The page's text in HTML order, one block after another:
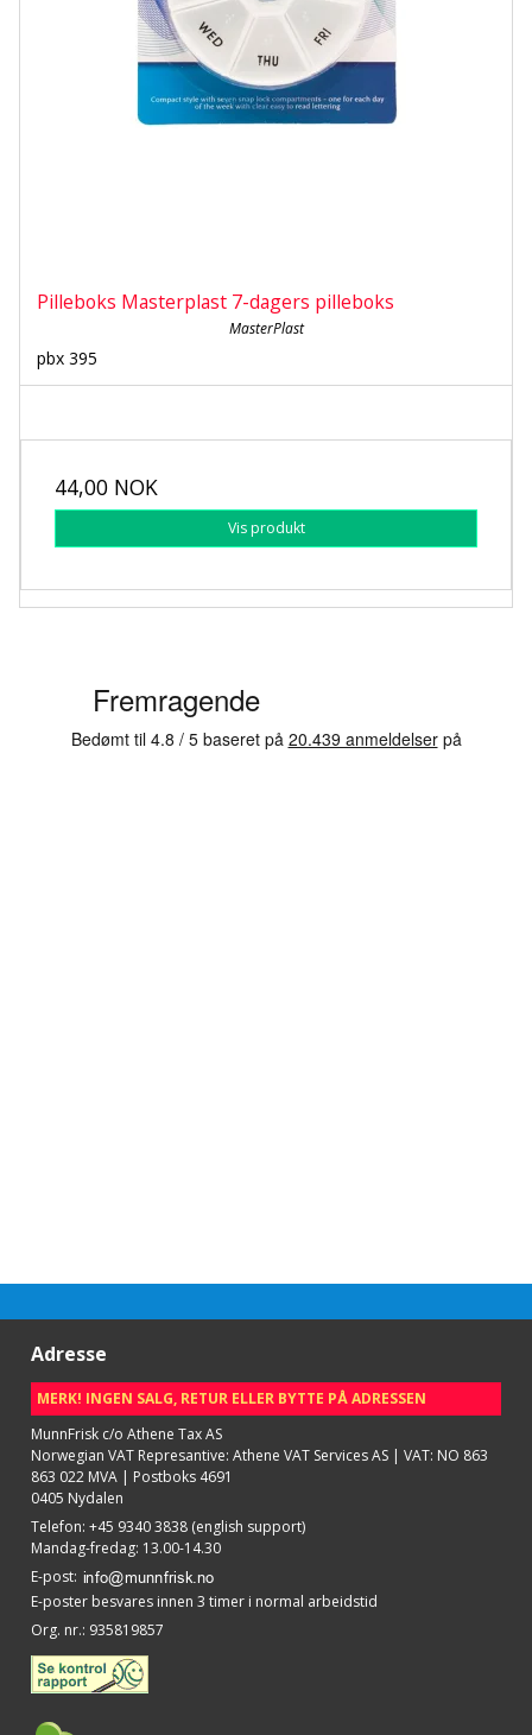
Pilleboks Masterplast 7-dagers pilleboks
MasterPlast
pbx 395
44,00 NOK
Vis produkt
Adresse
MERK! INGEN SALG, RETUR ELLER BYTTE PÅ ADRESSEN
MunnFrisk c/o Athene Tax AS
Norwegian VAT Represantive: Athene VAT Services AS | VAT: NO 863
863 022 MVA | Postboks 4691
0405 Nydalen
Telefon: +45 9340 3838 (english support)
Mandag-fredag: 13.00-14.30
E-post:
E-poster besvares innen 3 timer i normal arbeidstid
Org. nr.: 935819857